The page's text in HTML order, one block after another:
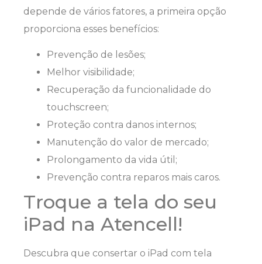
depende de vários fatores, a primeira opção
proporciona esses benefícios:
Prevenção de lesões;
Melhor visibilidade;
Recuperação da funcionalidade do
touchscreen;
Proteção contra danos internos;
Manutenção do valor de mercado;
Prolongamento da vida útil;
Prevenção contra reparos mais caros.
Troque a tela do seu
iPad na Atencell!
Descubra que consertar o iPad com tela